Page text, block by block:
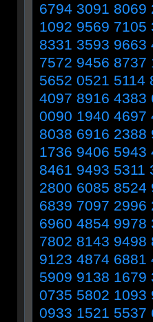
6794 3091 8069
1092 9569 7105
8331 3593 9663
7572 9456 8737
5652 0521 5114
4097 8916 4383
0090 1940 4697
8038 6916 2388
1736 9406 5943
8461 9493 5311
2800 6085 8524
6839 7097 2996
6960 4854 9978
7802 8143 9498
9123 4874 6881
5909 9138 1679
0735 5802 1093
0933 1521 5537